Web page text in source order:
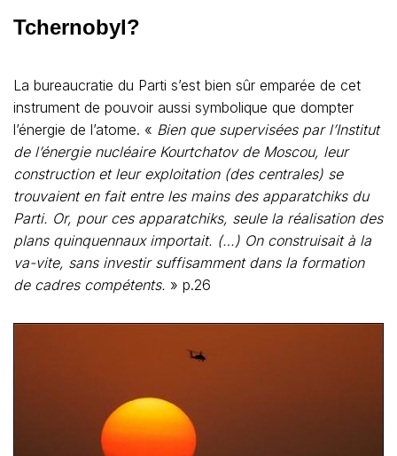
Tchernobyl?
La bureaucratie du Parti s’est bien sûr emparée de cet
instrument de pouvoir aussi symbolique que dompter
l’énergie de l’atome. « Bien que supervisées par l’Institut
de l’énergie nucléaire Kourtchatov de Moscou, leur
construction et leur exploitation (des centrales) se
trouvaient en fait entre les mains des apparatchiks du
Parti. Or, pour ces apparatchiks, seule la réalisation des
plans quinquennaux importait. (…) On construisait à la
va-vite, sans investir suffisamment dans la formation
de cadres compétents. » p.26